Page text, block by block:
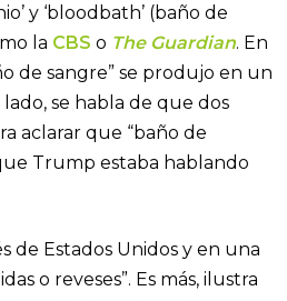
y ‘bloodbath’ (baño de
la CBS o The Guardian. En
de sangre” se produjo en un
se habla de que dos
aclarar que “baño de
Trump estaba hablando
de Estados Unidos y en una
o reveses”. Es más, ilustra